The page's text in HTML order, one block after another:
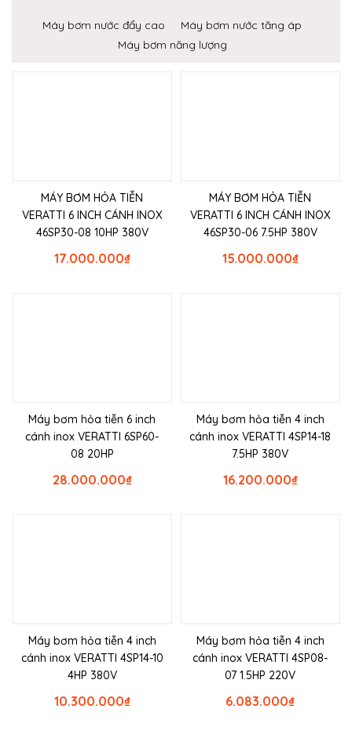
Máy bơm nước đẩy cao
Máy bơm nước tăng áp
Máy bơm năng lượng
MÁY BƠM HỎA TIỄN
VERATTI 6 INCH CÁNH INOX
46SP30-08 10HP 380V
₫
17.000.000
MÁY BƠM HỎA TIỄN
VERATTI 6 INCH CÁNH INOX
46SP30-06 7.5HP 380V
₫
15.000.000
Máy bơm hỏa tiễn 6 inch
cánh inox VERATTI 6SP60-
08 20HP
₫
28.000.000
Máy bơm hỏa tiễn 4 inch
cánh inox VERATTI 4SP14-18
7.5HP 380V
₫
16.200.000
Máy bơm hỏa tiễn 4 inch
cánh inox VERATTI 4SP14-10
4HP 380V
₫
10.300.000
Máy bơm hỏa tiễn 4 inch
cánh inox VERATTI 4SP08-
07 1.5HP 220V
₫
6.083.000